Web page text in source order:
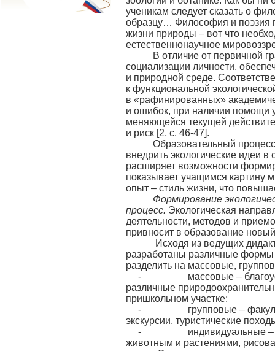
ученикам следует сказать о
образцу… Философия и поэзия
жизни природы – вот что
естественнонаучное
В отличие от первичной
социализации личности,
и природной среде.
к функциональной
в «рафинированных»
и ошибок, при наличии помощи
меняющейся текущей
и риск [2, с. 46-47].
Образовательный
внедрить экологические идеи
расширяет возможности
показывает учащимся картину
опыт – стиль жизни, что
Формирование
процесс. Экологическая
деятельности, методов и
привносит в образование
Исходя из ведущих
разработаны различные формы
разделить на массовые,
- массовые –
различные
пришкольном участке;
- групповые –
экскурсии, туристические
- индивидуальные –
животным и растениями,